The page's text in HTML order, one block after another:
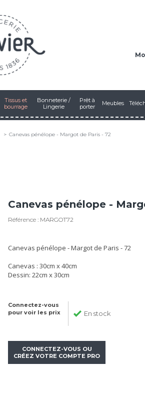
Tissus et
bourrage
Bonneterie /
Lingerie
Prêt à
porter
Meubles
Canevas pénélope - Margot de Paris - 72
Canevas pénélope -
Référence : MARGOT72
Canevas pénélope - Margot de Paris - 72
Canevas : 30cm x 40cm
Dessin: 22cm x 30cm
Connectez-vous
pour voir les prix
En stock
CONNECTEZ-VOUS OU
CRÉEZ VOTRE COMPTE PRO